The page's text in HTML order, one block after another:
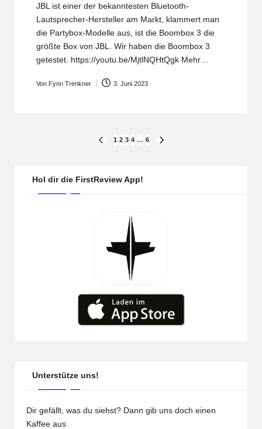
JBL ist einer der bekanntesten Bluetooth-
Lautsprecher-Hersteller am Markt, klammert man
die Partybox-Modelle aus, ist die Boombox 3 die
größte Box von JBL. Wir haben die Boombox 3
getestet. https://youtu.be/MjtlNQHtQgk Mehr…
Posted
Von Fynn Trenkner 3. Juni 2023
Seitennummerierung
Beiträge
PREVIOUS
1 2 3 4 … 6
Hol dir die FirstReview App!
Unterstütze uns!
Dir gefällt, was du siehst? Dann gib uns doch einen
Kaffee aus